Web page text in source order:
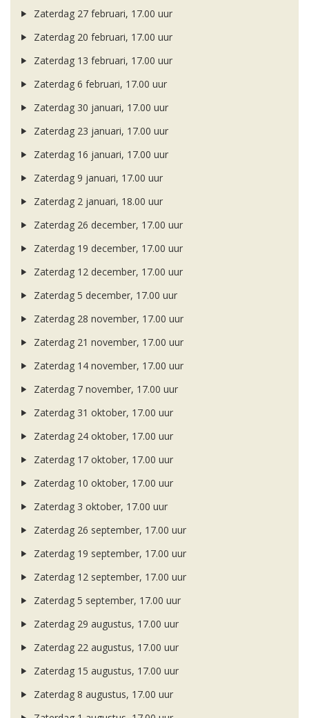
Zaterdag 27 februari, 17.00 uur
Zaterdag 20 februari, 17.00 uur
Zaterdag 13 februari, 17.00 uur
Zaterdag 6 februari, 17.00 uur
Zaterdag 30 januari, 17.00 uur
Zaterdag 23 januari, 17.00 uur
Zaterdag 16 januari, 17.00 uur
Zaterdag 9 januari, 17.00 uur
Zaterdag 2 januari, 18.00 uur
Zaterdag 26 december, 17.00 uur
Zaterdag 19 december, 17.00 uur
Zaterdag 12 december, 17.00 uur
Zaterdag 5 december, 17.00 uur
Zaterdag 28 november, 17.00 uur
Zaterdag 21 november, 17.00 uur
Zaterdag 14 november, 17.00 uur
Zaterdag 7 november, 17.00 uur
Zaterdag 31 oktober, 17.00 uur
Zaterdag 24 oktober, 17.00 uur
Zaterdag 17 oktober, 17.00 uur
Zaterdag 10 oktober, 17.00 uur
Zaterdag 3 oktober, 17.00 uur
Zaterdag 26 september, 17.00 uur
Zaterdag 19 september, 17.00 uur
Zaterdag 12 september, 17.00 uur
Zaterdag 5 september, 17.00 uur
Zaterdag 29 augustus, 17.00 uur
Zaterdag 22 augustus, 17.00 uur
Zaterdag 15 augustus, 17.00 uur
Zaterdag 8 augustus, 17.00 uur